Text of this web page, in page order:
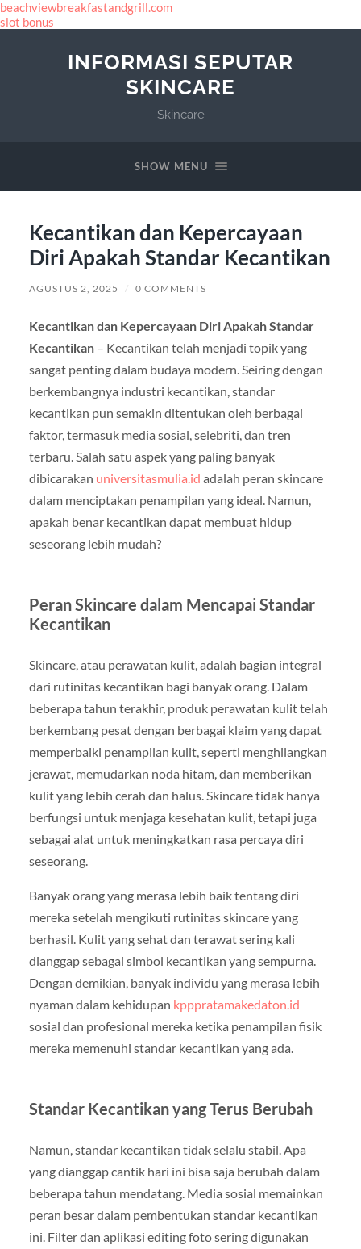
beachviewbreakfastandgrill.com
slot bonus
INFORMASI SEPUTAR
SKINCARE
Skincare
SHOW MENU
Kecantikan dan Kepercayaan
Diri Apakah Standar Kecantikan
AGUSTUS 2, 2025 / 0 COMMENTS
Kecantikan dan Kepercayaan Diri Apakah Standar
Kecantikan– Kecantikan telah menjadi topik yang
sangat penting dalam budaya modern. Seiring dengan
berkembangnya industri kecantikan, standar
kecantikan pun semakin ditentukan oleh berbagai
faktor, termasuk media sosial, selebriti, dan tren
terbaru. Salah satu aspek yang paling banyak
dibicarakan universitasmulia.id adalah peran skincare
dalam menciptakan penampilan yang ideal. Namun,
apakah benar kecantikan dapat membuat hidup
seseorang lebih mudah?
Peran Skincare dalam Mencapai Standar
Kecantikan
Skincare, atau perawatan kulit, adalah bagian integral
dari rutinitas kecantikan bagi banyak orang. Dalam
beberapa tahun terakhir, produk perawatan kulit telah
berkembang pesat dengan berbagai klaim yang dapat
memperbaiki penampilan kulit, seperti menghilangkan
jerawat, memudarkan noda hitam, dan memberikan
kulit yang lebih cerah dan halus. Skincare tidak hanya
berfungsi untuk menjaga kesehatan kulit, tetapi juga
sebagai alat untuk meningkatkan rasa percaya diri
seseorang.
Banyak orang yang merasa lebih baik tentang diri
mereka setelah mengikuti rutinitas skincare yang
berhasil. Kulit yang sehat dan terawat sering kali
dianggap sebagai simbol kecantikan yang sempurna.
Dengan demikian, banyak individu yang merasa lebih
nyaman dalam kehidupan kpppratamakedaton.id
sosial dan profesional mereka ketika penampilan fisik
mereka memenuhi standar kecantikan yang ada.
Standar Kecantikan yang Terus Berubah
Namun, standar kecantikan tidak selalu stabil. Apa
yang dianggap cantik hari ini bisa saja berubah dalam
beberapa tahun mendatang. Media sosial memainkan
peran besar dalam pembentukan standar kecantikan
ini. Filter dan aplikasi editing foto sering digunakan